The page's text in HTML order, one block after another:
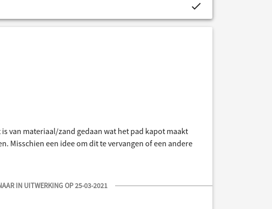
project.budget.fields.is_assigned-alt
van materiaal/zand gedaan wat het pad kapot maakt
Misschien een idee om dit te vervangen of een andere
IN UITWERKING OP 25-03-2021